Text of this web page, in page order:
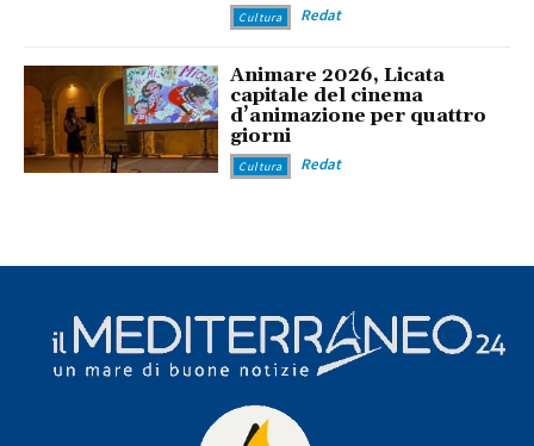
Cultura Redat
Animare 2026, Licata
capitale del cinema
d’animazione per quattro
giorni
Cultura Redat